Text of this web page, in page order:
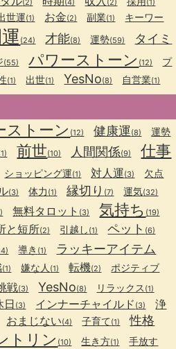
世運(1) お金(2) 副業(1)
キーワー
(24) 才能(8) 運勢(59)
タイミ
(55) パワーストーン (12)
プ
(1) 出世(1) YesNo(8) 自営業(1)
ストーン (12) 健康運(8) 運勢
前世(10) 人間関係(9) 仕事
ショッピング運(1) 対人運(3) 欠点
(3) 体力 (1) 縁切り (7) 運気(32)
無料タロット (3) 気持ち (19)
と短所(2) 引越し (1) ペット (6)
導き (1) ラッキーアイテム
(1) 嫌な人 (1) 転機(2) ポジティブ
戦(3) YesNo(8) リラックス (1)
日 (3) インナーチャイルド (3)
浄
おまじない(4) 子育て(1) 性格
トリン (10) 生き方(1) 手放す